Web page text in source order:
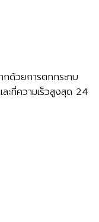
กด้วยการตกกระทบ
ที่ความเร็วสูงสุด 24